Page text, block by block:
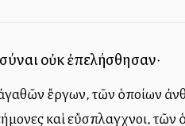
οὐκ ἐπελήσθησαν·
ἀγαθῶν ἔργων, τῶν ὁποίων
καὶ εὔσπλαγχνοι,